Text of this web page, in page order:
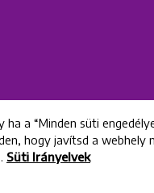
a “Minden süti
hogy javítsd a
Süti Irányelvek